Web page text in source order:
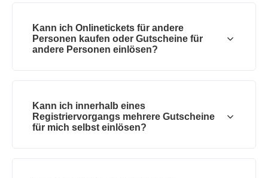
Kann ich Onlinetickets für andere
Personen kaufen oder Gutscheine für
andere Personen einlösen?
Kann ich innerhalb eines
Registriervorgangs mehrere Gutscheine
für mich selbst einlösen?